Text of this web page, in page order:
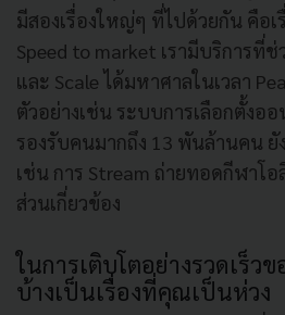
มีสองเรื่องใหญ่ๆ ที่ไปด้วยกัน คือเ
Speed to market เรามีบริการที่ช่
และ Scale ได้มหาศาลในเวลา
ตัวอย่างเช่น ระบบการเลือกตั้งอ
รองรับคนมากถึง 13 พันล้านคน ยั
เช่น การ Stream ถ่ายทอดกีฬาโอ
ส่วนเกี่ยวข้อง
ในการเติบโตอย่างรวดเร็วข
บ้างเป็นเรื่องที่คุณเป็นห่วง